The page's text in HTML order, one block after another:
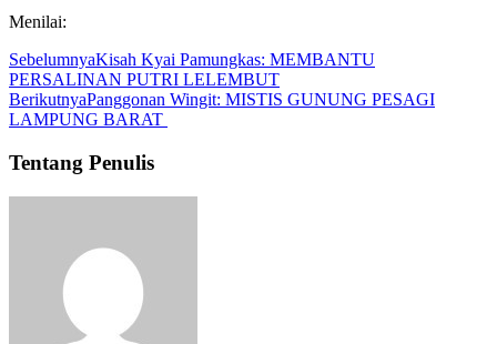
Menilai:
SebelumnyaKisah Kyai Pamungkas: MEMBANTU
PERSALINAN PUTRI LELEMBUT
BerikutnyaPanggonan Wingit: MISTIS GUNUNG PESAGI
LAMPUNG BARAT
Tentang Penulis